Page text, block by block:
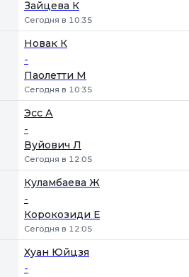
Зайцева К
Сегодня в 10:35
Новак К
-
Паолетти М
Сегодня в 10:35
Эсс А
-
Вуйович Л
Сегодня в 12:05
Куламбаева Ж
-
Корокозиди Е
Сегодня в 12:05
Хуан Юйцзя
-